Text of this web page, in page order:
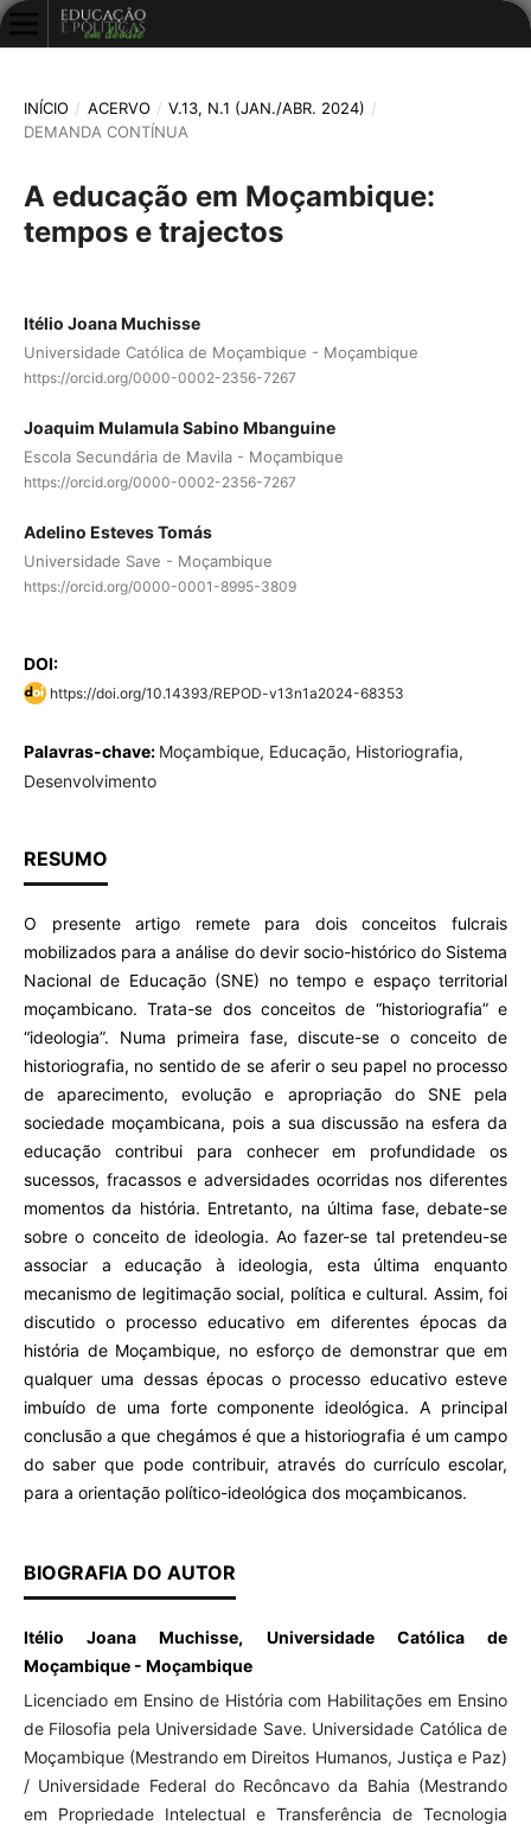
INÍCIO / ACERVO / V.13, N.1 (JAN./ABR. 2024) /
DEMANDA CONTÍNUA
A educação em Moçambique:
tempos e trajectos
Itélio Joana Muchisse
Universidade Católica de Moçambique - Moçambique
https://orcid.org/0000-0002-2356-7267
Joaquim Mulamula Sabino Mbanguine
Escola Secundária de Mavila - Moçambique
https://orcid.org/0000-0002-2356-7267
Adelino Esteves Tomás
Universidade Save - Moçambique
https://orcid.org/0000-0001-8995-3809
DOI:
https://doi.org/10.14393/REPOD-v13n1a2024-68353
Palavras-chave: Moçambique, Educação, Historiografia,
Desenvolvimento
RESUMO
O presente artigo remete para dois conceitos fulcrais
mobilizados para a análise do devir socio-histórico do Sistema
Nacional de Educação (SNE) no tempo e espaço territorial
moçambicano. Trata-se dos conceitos de “historiografia” e
“ideologia”. Numa primeira fase, discute-se o conceito de
historiografia, no sentido de se aferir o seu papel no processo
de aparecimento, evolução e apropriação do SNE pela
sociedade moçambicana, pois a sua discussão na esfera da
educação contribui para conhecer em profundidade os
sucessos, fracassos e adversidades ocorridas nos diferentes
momentos da história. Entretanto, na última fase, debate-se
sobre o conceito de ideologia. Ao fazer-se tal pretendeu-se
associar a educação à ideologia, esta última enquanto
mecanismo de legitimação social, política e cultural. Assim, foi
discutido o processo educativo em diferentes épocas da
história de Moçambique, no esforço de demonstrar que em
qualquer uma dessas épocas o processo educativo esteve
imbuído de uma forte componente ideológica. A principal
conclusão a que chegámos é que a historiografia é um campo
do saber que pode contribuir, através do currículo escolar,
para a orientação político-ideológica dos moçambicanos.
BIOGRAFIA DO AUTOR
Itélio Joana Muchisse, Universidade Católica de
Moçambique - Moçambique
Licenciado em Ensino de História com Habilitações em Ensino
de Filosofia pela Universidade Save. Universidade Católica de
Moçambique (Mestrando em Direitos Humanos, Justiça e Paz)
/ Universidade Federal do Recôncavo da Bahia (Mestrando
em Propriedade Intelectual e Transferência de Tecnologia